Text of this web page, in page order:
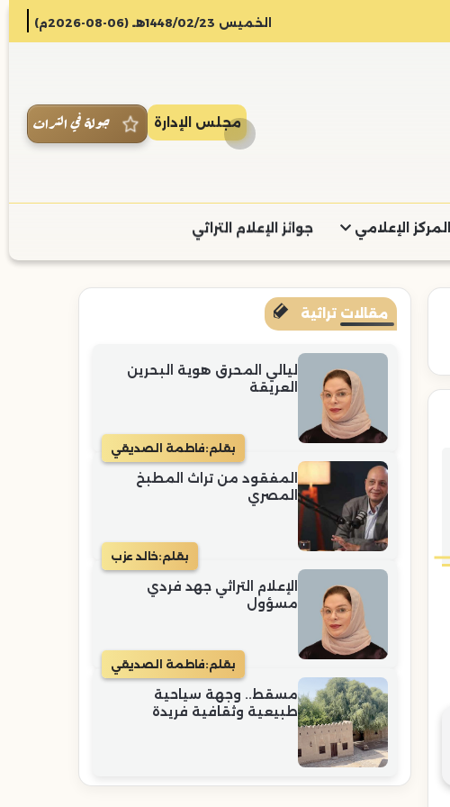
الخميس 1448/02/23هـ (06-08-2026م)
مجلس الإدارة جولة في التراث
المركز الإعلامي جوائز الإعلام التراثي
مقالات تراثية
ليالي المحرق هوية البحرين
العريقة
بقلم:فاطمة الصديقي
المفقود من تراث المطبخ
المصري
بقلم:خالد عزب
الإعلام التراثي جهد فردي
مسؤول
بقلم:فاطمة الصديقي
مسقط.. وجهة سياحية
طبيعية وثقافية فريدة